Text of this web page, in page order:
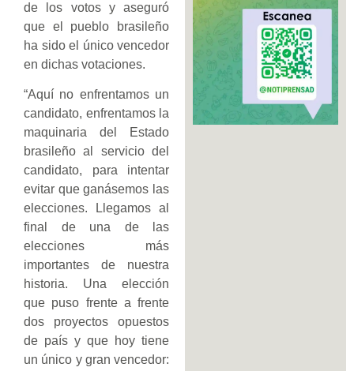
de los votos y aseguró
que el pueblo brasileño
ha sido el único vencedor
en dichas votaciones.
“Aquí no enfrentamos un
candidato, enfrentamos la
maquinaria del Estado
brasileño al servicio del
candidato, para intentar
evitar que ganásemos las
elecciones. Llegamos al
final de una de las
elecciones más
importantes de nuestra
historia. Una elección
que puso frente a frente
dos proyectos opuestos
de país y que hoy tiene
un único y gran vencedor: